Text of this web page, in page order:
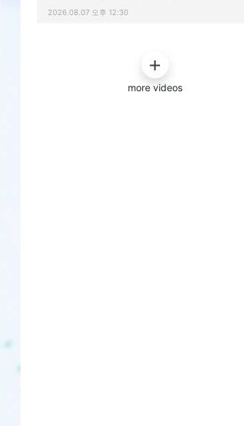
2026.08.07 오후 12:30
more videos